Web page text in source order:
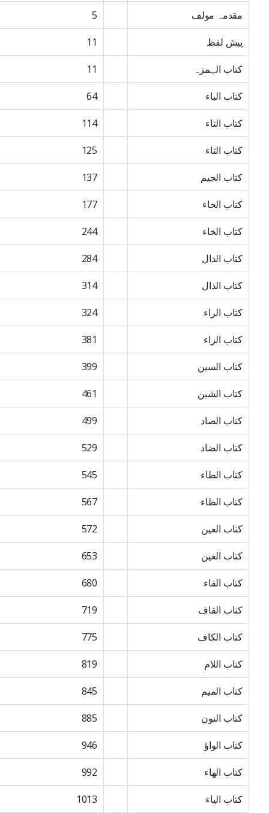
مقدمہ مولف 5
پیش لفظ 11
کتاب الہمزہ 11
کتاب الباء 64
کتاب التاء 114
کتاب الثاء 125
کتاب الجیم 137
کتاب الحاء 177
کتاب الخاء 244
کتاب الدال 284
کتاب الذال 314
کتاب الراء 324
کتاب الزاء 381
کتاب السین 399
کتاب الشین 461
کتاب الصاد 499
کتاب الضاد 529
کتاب الطاء 545
کتاب الظاء 567
کتاب العین 572
کتاب الغین 653
کتاب الفاء 680
کتاب القاف 719
کتاب الکاف 775
کتاب اللام 819
کتاب المیم 845
کتاب النون 885
کتاب الواؤ 946
کتاب الھاء 992
کتاب الیاء 1013